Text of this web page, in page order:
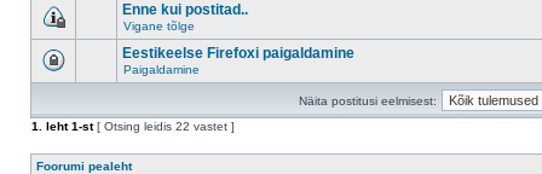
Enne kui postitad..
Vigane tõlge
Eestikeelse Firefoxi paigaldamine
Paigaldamine
Näita postitusi eelmisest:
1
. leht1-st[ Otsing leidis 22 vastet ]
Foorumi pealeht